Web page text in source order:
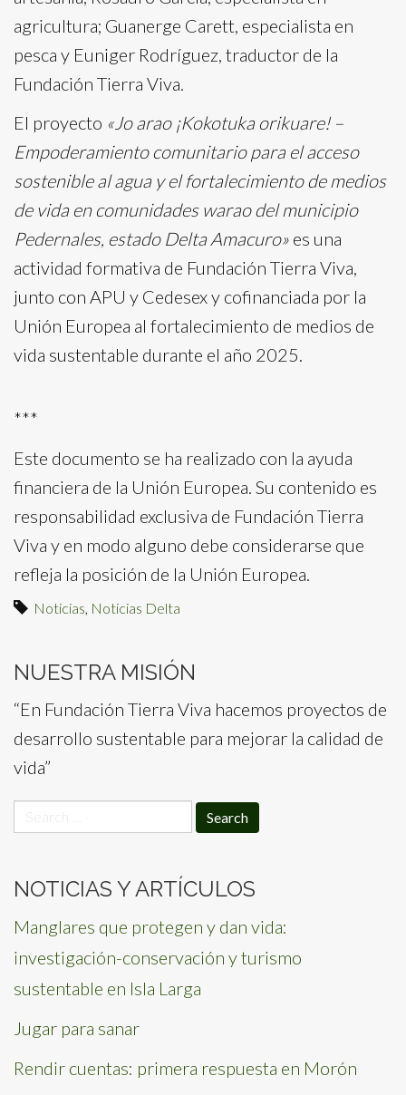
agricultura; Guanerge Carett, especialista en
pesca y Euniger Rodríguez, traductor de la
Fundación Tierra Viva.
El proyecto « Jo arao ¡Kokotuka orikuare!–
Empoderamiento comunitario para el acceso
sostenible al agua y el fortalecimiento de medios
de vida en comunidades warao del municipio
Pedernales, estado Delta Amacuro» es una
actividad formativa de Fundación Tierra Viva,
junto con APU y Cedesex y cofinanciada por la
Unión Europea al fortalecimiento de medios de
vida sustentable durante el año 2025.
***
Este documento se ha realizado con la ayuda
financiera de la Unión Europea. Su contenido es
responsabilidad exclusiva de Fundación Tierra
Viva y en modo alguno debe considerarse que
refleja la posición de la Unión Europea.
Noticias Noticias Delta
NUESTRA MISIÓN
“En Fundación Tierra Viva hacemos proyectos de
desarrollo sustentable para mejorar la calidad de
vida”
for:
NOTICIAS Y ARTÍCULOS
Manglares que protegen y dan vida:
investigación-conservación y turismo
sustentable en Isla Larga
Jugar para sanar
Rendir cuentas: primera respuesta en Morón